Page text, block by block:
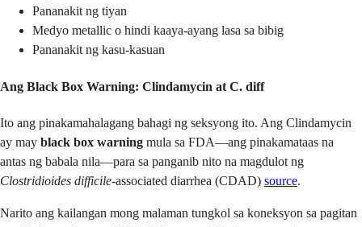
Pananakit ng tiyan
Medyo metallic o hindi kaaya-ayang lasa sa bibig
Pananakit ng kasu-kasuan
Ang Black Box Warning: Clindamycin at C. diff
Ito ang pinakamahalagang bahagi ng seksyong ito. Ang Clindamycin
ay may black box warning mula sa FDA—ang pinakamataas na
antas ng babala nila—para sa panganib nito na magdulot ng
Clostridioides difficile-associated diarrhea (CDAD) source.
Narito ang kailangan mong malaman tungkol sa koneksyon sa pagitan